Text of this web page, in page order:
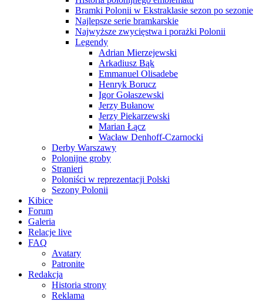
Bramki Polonii w Ekstraklasie sezon po sezonie
Najlepsze serie bramkarskie
Najwyższe zwycięstwa i porażki Polonii
Legendy
Adrian Mierzejewski
Arkadiusz Bąk
Emmanuel Olisadebe
Henryk Borucz
Igor Gołaszewski
Jerzy Bułanow
Jerzy Piekarzewski
Marian Łącz
Wacław Denhoff-Czarnocki
Derby Warszawy
Polonijne groby
Stranieri
Poloniści w reprezentacji Polski
Sezony Polonii
Kibice
Forum
Galeria
Relacje live
FAQ
Avatary
Patronite
Redakcja
Historia strony
Reklama